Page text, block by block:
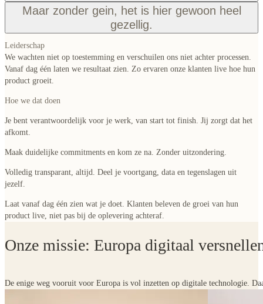
Maar zonder gein, het is hier gewoon heel
gezellig.
Leiderschap
We wachten niet op toestemming en verschuilen ons niet achter processen.
Vanaf dag één laten we resultaat zien. Zo ervaren onze klanten live hoe hun
product groeit.
Hoe we dat doen
Je bent verantwoordelijk voor je werk, van start tot finish. Jij zorgt dat het
afkomt.
Maak duidelijke commitments en kom ze na. Zonder uitzondering.
Volledig transparant, altijd. Deel je voortgang, data en tegenslagen uit
jezelf.
Laat vanaf dag één zien wat je doet. Klanten beleven de groei van hun
product live, niet pas bij de oplevering achteraf.
Onze missie: Europa digitaal
De enige weg vooruit voor Europa is vol inzetten op digitale technologie.